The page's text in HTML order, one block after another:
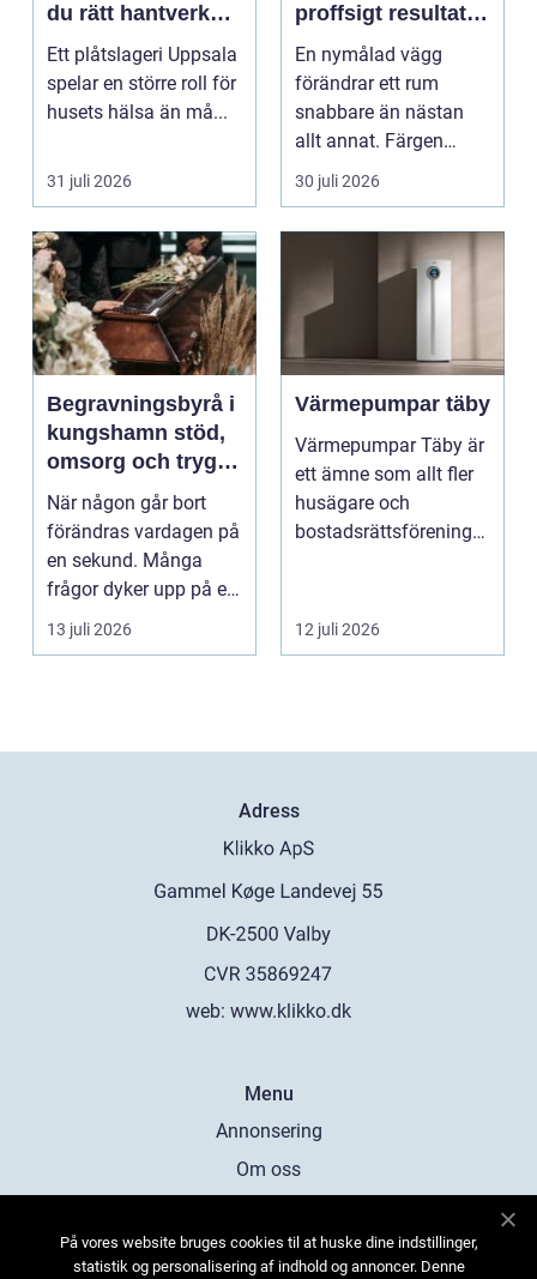
du rätt hantverkare
för tak och fasad
Ett plåtslageri Uppsala
spelar en större roll för
husets hälsa än må...
31 juli 2026
proffsigt resultat
hemma
En nymålad vägg
förändrar ett rum
snabbare än nästan
allt annat. Färgen
påverkar hur vi
upplever lju...
30 juli 2026
Begravningsbyrå i
kungshamn stöd,
omsorg och trygg
vägledning
När någon går bort
förändras vardagen på
en sekund. Många
frågor dyker upp på en
gång: Vad händer nu...
13 juli 2026
Värmepumpar täby
Värmepumpar Täby är
ett ämne som allt fler
husägare och
bostadsrättsföreningar
12 juli 2026
Adress
web: www.klikko.dk
Menu
Annonsering
Om oss
Kontakta oss
På vores website bruges cookies til at huske dine indstillinger,
statistik og personalisering af indhold og annoncer. Denne